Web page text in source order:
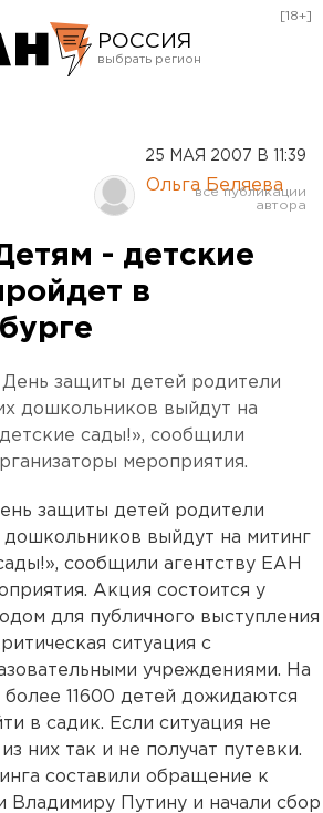
РОССИЯ
Курган
Оренбург
[18+]
25 МАЯ 2007 В 11:39
Ольга Беляева
- детские
в
День защиты детей родители
дошкольников выйдут на
сады!», сообщили
мероприятия.
защиты детей родители
дошкольников выйдут на митинг
сообщили агентству ЕАН
Акция состоится у
для публичного выступления
ситуация с
учреждениями. На
11600 детей дожидаются
в садик. Если ситуация не
них так и не получат путевки.
составили обращение к
Владимиру Путину и начали сбор